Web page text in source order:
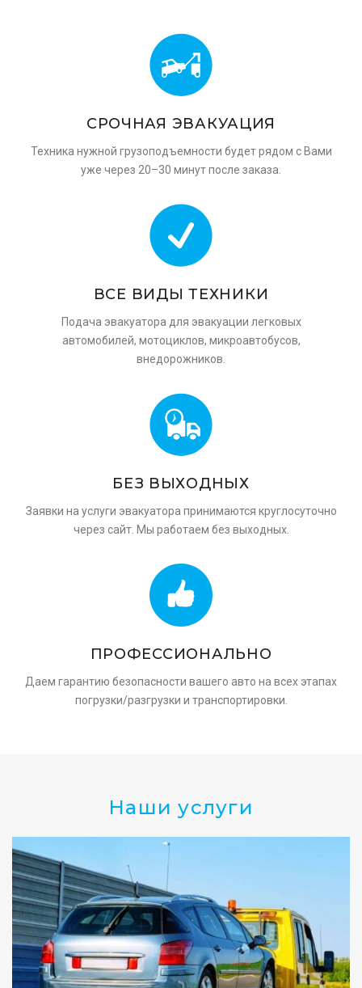
СРОЧНАЯ ЭВАКУАЦИЯ
Техника нужной грузоподъемности будет рядом с Вами
уже через 20–30 минут после заказа.
ВСЕ ВИДЫ ТЕХНИКИ
Подача эвакуатора для эвакуации легковых
автомобилей, мотоциклов, микроавтобусов,
внедорожников.
БЕЗ ВЫХОДНЫХ
Заявки на услуги эвакуатора принимаются круглосуточно
через сайт. Мы работаем без выходных.
ПРОФЕССИОНАЛЬНО
Даем гарантию безопасности вашего авто на всех этапах
погрузки/разгрузки и транспортировки.
Наши услуги